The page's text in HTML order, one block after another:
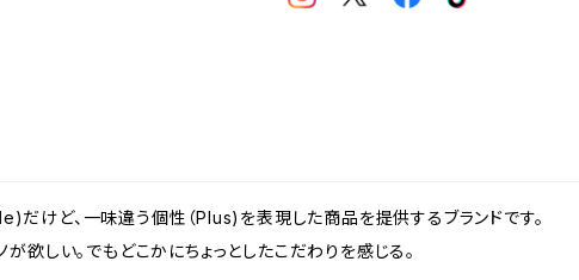
だけど、一味違う個性（Plus)を表現した商品を提供するブランドです。
欲しい。でもどこかにちょっとしたこだわりを感じる。